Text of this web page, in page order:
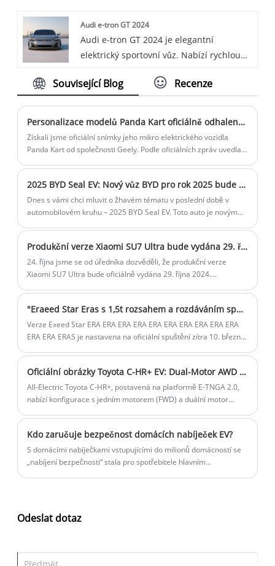
crossover elektromobil, který kombinuje
designové prvky SUV a sedanu a nabízí
jedinečný vzhled a flexibilní výkon.
Audi e-tron GT 2024
Audi e-tron GT 2024 je elegantní
elektrický sportovní vůz. Nabízí rychlou
technologií.
Související Blog Recenze
Personalizace modelů Panda Kart oficiálně odhalena na oficiálních snímcích
Získali jsme oficiální snímky jeho mikro elektrického vozidla
Panda Kart od společnosti Geely. Podle oficiálních zpráv uvedla
130 000 vozů. Se spuštěním Panda Karting budou mladým lidem,
kteří usilují o personalizaci, poskytnuty nové možnosti.
2025 BYD Seal EV: Nový vůz BYD pro rok 2025 bude uveden na trh 8. srpna s vysokým napětím 800 V + laserovým radarem a počáteční cena je nižší než 28 050 $
Dnes s vámi chci mluvit o žhavém tématu v poslední době v
automobilovém kruhu – 2025 BYD Seal EV. Toto auto je novým
radarem a počáteční cena může být nižší než 28 050 $!
Produkční verze Xiaomi SU7 Ultra bude vydána 29. října 2024
24. října jsme se od úředníka dozvěděli, že produkční verze
Xiaomi SU7 Ultra bude oficiálně vydána 29. října 2024.
ve srovnání s dříve vydaným prototypem vozu bude celkový tvar
redukovat část závodního designu.
"Eraeed Star Eras s 1,5t rozsahem a rozdáváním spuštění 10. března."
Verze Exeed Star ERA ERA ERA ERA ERA ERA ERA ERA ERA ERA
ERA ERA ERAS je nastavena na oficiální spuštění zítra 10. března.
rozpětím předprodeje 162 800 až 219 800 juanů.
Oficiální obrázky Toyota C-HR+ EV: Dual-Motor AWD verze k dispozici s maximálním rozsahem 600 km
All-Electric Toyota C-HR+, postavená na platformě E-TNGA 2.0,
nabízí konfigurace s jedním motorem (FWD) a duální motor
Spuštění v zámoří do konce roku 2025 upřednostňuje efektivitu a
výkon pro městskou a dlouhou vzdálenost.
Kdo zaručuje bezpečnost domácích nabíječek EV?
S domácími nabíječkami vstupujícími do milionů domácností se
„nabíjení bezpečnosti“ stala pro spotřebitele hlavním
zaručit bezpečnost nabíjení domů? To se stalo klíčovou otázkou
na cestě k rozsáhlému přijetí nové energie.
Odeslat dotaz